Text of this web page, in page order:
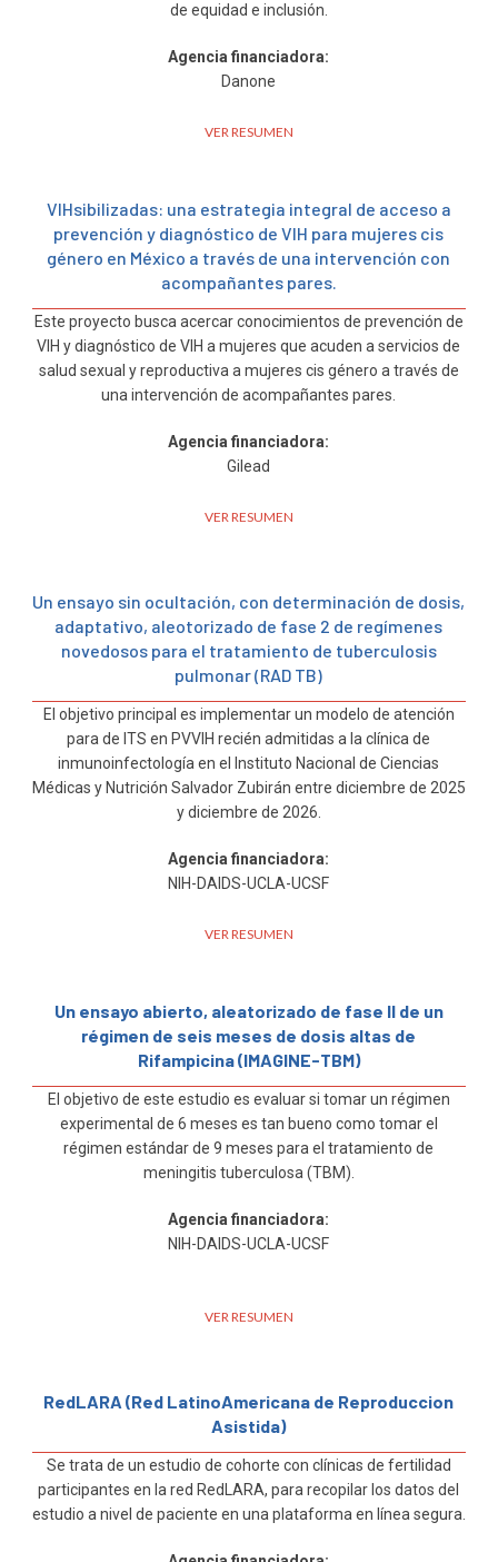
de equidad e inclusión.
Agencia financiadora:
Danone
VER RESUMEN
VIHsibilizadas: una estrategia integral de acceso a
prevención y diagnóstico de VIH para mujeres cis
género en México a través de una intervención con
acompañantes pares.
Este proyecto busca acercar conocimientos de prevención de
VIH y diagnóstico de VIH a mujeres que acuden a servicios de
salud sexual y reproductiva a mujeres cis género a través de
una intervención de acompañantes pares.
Agencia financiadora:
Gilead
VER RESUMEN
Un ensayo sin ocultación, con determinación de dosis,
adaptativo, aleotorizado de fase 2 de regímenes
novedosos para el tratamiento de tuberculosis
pulmonar (RAD TB)
El objetivo principal es implementar un modelo de atención
para de ITS en PVVIH recién admitidas a la clínica de
inmunoinfectología en el Instituto Nacional de Ciencias
Médicas y Nutrición Salvador Zubirán entre diciembre de 2025
y diciembre de 2026.
Agencia financiadora:
NIH-DAIDS-UCLA-UCSF
VER RESUMEN
Un ensayo abierto, aleatorizado de fase II de un
régimen de seis meses de dosis altas de
Rifampicina (IMAGINE-TBM)
El objetivo de este estudio es evaluar si tomar un régimen
experimental de 6 meses es tan bueno como tomar el
régimen estándar de 9 meses para el tratamiento de
meningitis tuberculosa (TBM).
Agencia financiadora:
NIH-DAIDS-UCLA-UCSF
VER RESUMEN
RedLARA (Red LatinoAmericana de Reproduccion
Asistida)
Se trata de un estudio de cohorte con clínicas de fertilidad
participantes en la red RedLARA, para recopilar los datos del
estudio a nivel de paciente en una plataforma en línea segura.